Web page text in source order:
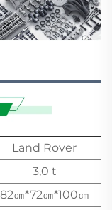
Land Rover
3,0 t
82㎝*72㎝*100㎝